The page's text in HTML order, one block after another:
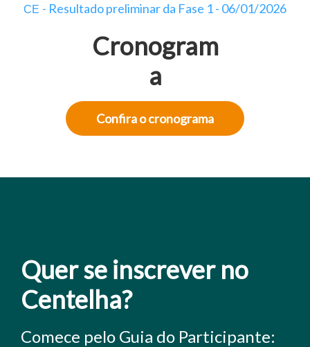
CE - Resultado preliminar da Fase 1 - 06/01/2026
Cronogram
a
Confira o cronograma
Quer se inscrever no
Centelha?
Comece pelo Guia do Participante: